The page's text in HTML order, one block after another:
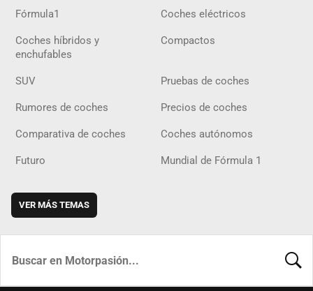
Fórmula1 Coches eléctricos
Coches híbridos y
enchufables
Compactos
SUV Pruebas de coches
Rumores de coches Precios de coches
Comparativa de coches Coches autónomos
Futuro Mundial de Fórmula 1
VER MÁS TEMAS